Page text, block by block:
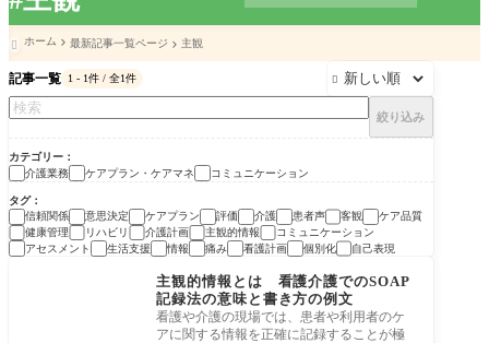
 ホーム 最新記事一覧ページ 主観
記事一覧 1 - 1件 / 全1件 
絞り込み
カテゴリー
介護業務
ケアプラン・ケアマネ コミュニケーション
タグ
信頼関係
意思決定 ケアプラン 評価 介護 患者声 客観
ケア品質
健康管理
リハビリ 介護計画 主観的情報
コミュニケーション
アセスメント
生活支援 情報 痛み 看護計画 個別化 自己表現
ケアプラン・ケアマネ
主観的情報とは 看護介護でのSOAP
記録法の意味と書き方の例文
看護や介護の現場では、患者や利用者のケ
アに関する情報を正確に記録することが極